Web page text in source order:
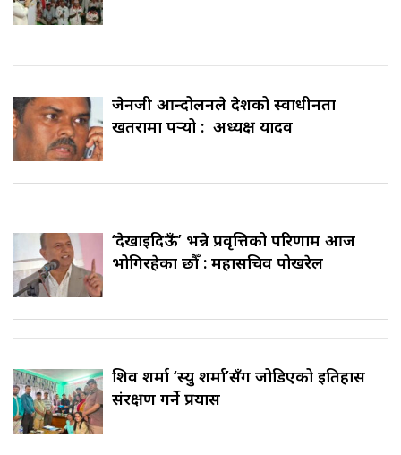
जेनजी आन्दोलनले देशको स्वाधीनता
खतरामा पर्‍यो : अध्यक्ष यादव
‘देखाइदिऊँ’ भन्ने प्रवृत्तिको परिणाम आज
भोगिरहेका छौँ : महासचिव पोखरेल
शिव शर्मा ‘स्यु शर्मा’सँग जोडिएको इतिहास
संरक्षण गर्ने प्रयास